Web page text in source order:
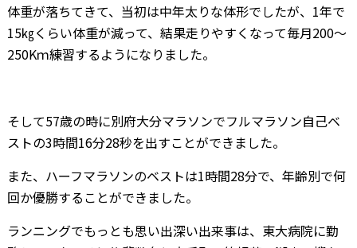
体重が落ちてきて、当初は中年太りな体形でしたが、1年で
15㎏くらい体重が減って、結果走りやすくなって毎月200～
250Kｍ練習するようになりました。
そして57歳の時に別府大分マラソンでフルマラソン自己ベ
ストの3時間16分28秒を出すことができました。
また、ハーフマラソンのベストは1時間28分で、年齢別で何
回か優勝することができました。
ランニングでもっとも思い出深い出来事は、東大病院に勤